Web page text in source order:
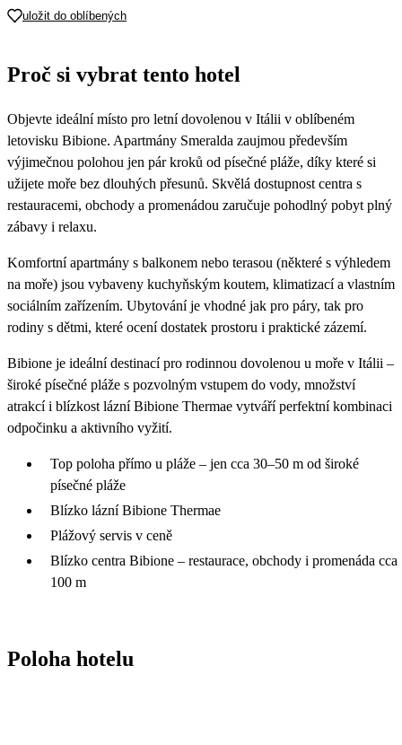
21 22
28
5 659
29 30
uložit do oblíbených
Proč si vybrat tento hotel
Objevte ideální místo pro letní dovolenou v Itálii v oblíbeném
letovisku Bibione. Apartmány Smeralda zaujmou především
výjimečnou polohou jen pár kroků od písečné pláže, díky které si
užijete moře bez dlouhých přesunů. Skvělá dostupnost centra s
restauracemi, obchody a promenádou zaručuje pohodlný pobyt plný
zábavy i relaxu.
Komfortní apartmány s balkonem nebo terasou (některé s výhledem
na moře) jsou vybaveny kuchyňským koutem, klimatizací a vlastním
sociálním zařízením. Ubytování je vhodné jak pro páry, tak pro
rodiny s dětmi, které ocení dostatek prostoru i praktické zázemí.
Bibione je ideální destinací pro rodinnou dovolenou u moře v Itálii –
široké písečné pláže s pozvolným vstupem do vody, množství
atrakcí i blízkost lázní Bibione Thermae vytváří perfektní kombinaci
odpočinku a aktivního vyžití.
Top poloha přímo u pláže – jen cca 30–50 m od široké
písečné pláže
Blízko lázní Bibione Thermae
Plážový servis v ceně
Blízko centra Bibione – restaurace, obchody i promenáda cca
100 m
Poloha hotelu